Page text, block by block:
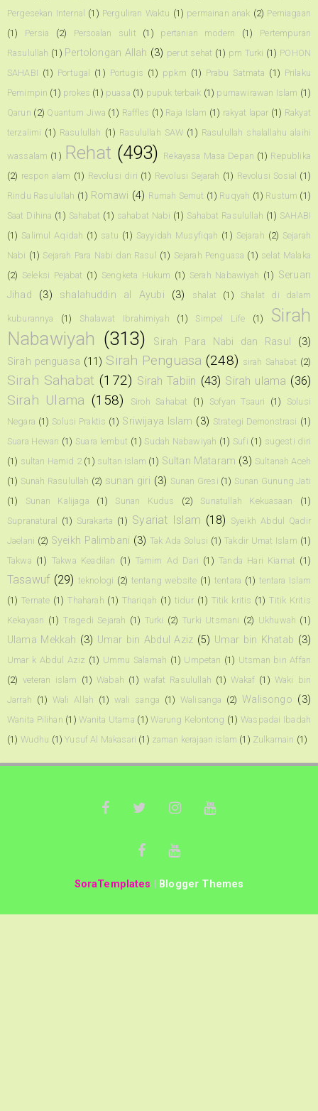
Pergesekan Internal (1) Perguliran Waktu (1) permainan anak (2) Perniagaan
(1)
Persia (2) Persoalan sulit (1) pertanian modern (1)
Pertempuran
Rasulullah (1) Pertolongan Allah (3) perut sehat (1) pm Turki (1) POHON
SAHABI (1) Portugal (1) Portugis (1) ppkm (1) Prabu Satmata (1) Prilaku
Pemimpin (1) prokes (1) puasa (1) pupuk terbaik (1) purnawirawan Islam (1)
Qarun (2) Quantum Jiwa (1) Raffles (1) Raja Islam (1) rakyat lapar (1) Rakyat
terzalimi (1) Rasulullah (1) Rasulullah SAW (1) Rasulullah shalallahu alaihi
wassalam (1) Rehat (493) Rekayasa Masa Depan (1) Republika
(2) respon alam (1) Revolusi diri (1) Revolusi Sejarah (1) Revolusi Sosial (1)
Rindu Rasulullah (1) Romawi (4) Rumah Semut (1) Ruqyah (1) Rustum (1)
Saat Dihina (1) Sahabat (1) sahabat Nabi (1) Sahabat Rasulullah (1) SAHABI
(1) Salimul Aqidah (1) satu (1) Sayyidah Musyfiqah (1) Sejarah (2) Sejarah
Nabi (1) Sejarah Para Nabi dan Rasul (1) Sejarah Penguasa (1) selat Malaka
(2) Seleksi Pejabat (1) Sengketa Hukum (1) Serah Nabawiyah (1) Seruan
Jihad
(3) shalahuddin al Ayubi (3) shalat (1) Shalat di dalam
kuburannya (1) Shalawat Ibrahimiyah (1) Simpel Life (1)
Sirah
Nabawiyah (313) Sirah Para Nabi dan Rasul
(3)
Sirah penguasa (11) Sirah Penguasa (248) sirah Sahabat (2)
Sirah Sahabat (172) Sirah Tabiin (43) Sirah ulama (36)
Sirah Ulama (158) Siroh Sahabat (1) Sofyan Tsauri (1)
Solusi
Negara (1) Solusi Praktis (1) Sriwijaya Islam (3) Strategi Demonstrasi (1)
Suara Hewan (1) Suara lembut (1) Sudah Nabawiyah (1) Sufi (1) sugesti diri
(1) sultan Hamid 2 (1) sultan Islam (1) Sultan Mataram (3) Sultanah Aceh
(1) Sunah Rasulullah (2) sunan giri (3) Sunan Gresi (1) Sunan Gunung Jati
(1)
Sunan Kalijaga (1) Sunan Kudus (2) Sunatullah Kekuasaan
(1)
Supranatural
(1) Surakarta (1) Syariat Islam (18) Syeikh Abdul Qadir
Jaelani (2) Syeikh Palimbani (3) Tak Ada Solusi (1) Takdir Umat Islam (1)
Takwa (1) Takwa Keadilan (1) Tamim Ad Dari (1) Tanda Hari Kiamat (1)
Tasawuf (29) teknologi (2) tentang website (1) tentara (1) tentara Islam
(1) Ternate (1) Thaharah (1) Thariqah (1) tidur (1) Titik kritis (1) Titik Kritis
Kekayaan (1) Tragedi Sejarah (1) Turki (2) Turki Utsmani (2) Ukhuwah (1)
Ulama Mekkah (3) Umar bin Abdul Aziz (5) Umar bin Khatab (3)
Umar k Abdul Aziz (1) Ummu Salamah (1) Umpetan (1) Utsman bin Affan
(2) veteran islam (1) Wabah (1) wafat Rasulullah (1) Wakaf (1) Waki bin
Jarrah (1) Wali Allah (1) wali sanga (1) Walisanga (2) Walisongo (3)
Wanita Pilihan (1) Wanita Utama (1) Warung Kelontong (1) Waspadai Ibadah
(1) Wudhu (1) Yusuf Al Makasari (1) zaman kerajaan islam (1) Zulkarnain (1)
SoraTemplates Blogger Themes